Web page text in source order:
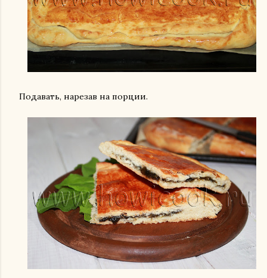
Подавать, нарезав на порции.